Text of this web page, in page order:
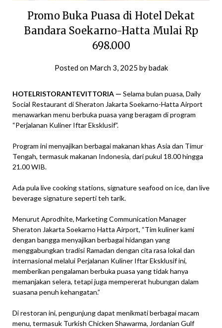
Promo Buka Puasa di Hotel Dekat
Bandara Soekarno-Hatta Mulai Rp
698.000
Posted on March 3, 2025 bybadak
HOTELRISTORANTEVITTORIA — Selama bulan puasa, Daily
Social Restaurant di Sheraton Jakarta Soekarno-Hatta Airport
menawarkan menu berbuka puasa yang beragam di program
“Perjalanan Kuliner Iftar Eksklusif”.
Program ini menyajikan berbagai makanan khas Asia dan Timur
Tengah, termasuk makanan Indonesia, dari pukul 18.00 hingga
21.00 WIB.
Ada pula live cooking stations, signature seafood on ice, dan live
beverage signature seperti teh tarik.
Menurut Aprodhite, Marketing Communication Manager
Sheraton Jakarta Soekarno Hatta Airport, “Tim kuliner kami
dengan bangga menyajikan berbagai hidangan yang
menggabungkan tradisi Ramadan dengan cita rasa lokal dan
internasional melalui Perjalanan Kuliner Iftar Eksklusif ini,
memberikan pengalaman berbuka puasa yang tidak hanya
memanjakan selera, tetapi juga mempererat hubungan dalam
suasana penuh kehangatan.”
Di restoran ini, pengunjung dapat menikmati berbagai macam
menu, termasuk Turkish Chicken Shawarma, Jordanian Gulf